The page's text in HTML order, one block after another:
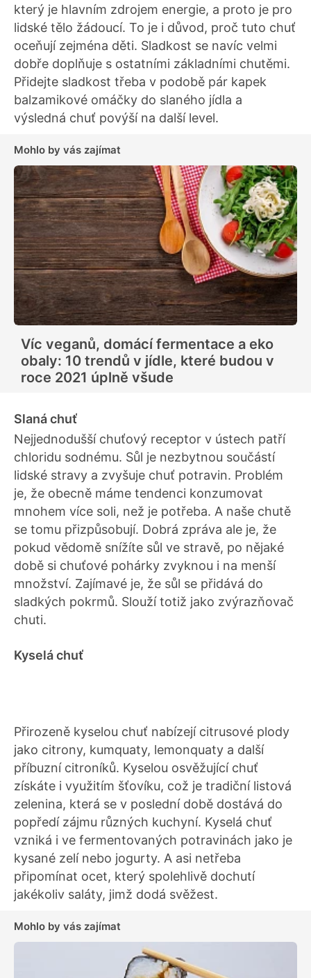
který je hlavním zdrojem energie, a proto je pro
lidské tělo žádoucí. To je i důvod, proč tuto chuť
oceňují zejména děti. Sladkost se navíc velmi
dobře doplňuje s ostatními základními chutěmi.
Přidejte sladkost třeba v podobě pár kapek
balzamikové omáčky do slaného jídla a
výsledná chuť povýší na další level.
Mohlo by vás zajímat
Víc veganů, domácí fermentace a eko
obaly: 10 trendů v jídle, které budou v
roce 2021 úplně všude
Slaná chuť
Nejjednodušší chuťový receptor v ústech patří
chloridu sodnému. Sůl je nezbytnou součástí
lidské stravy a zvyšuje chuť potravin. Problém
je, že obecně máme tendenci konzumovat
mnohem více soli, než je potřeba. A naše chutě
se tomu přizpůsobují. Dobrá zpráva ale je, že
pokud vědomě snížíte sůl ve stravě, po nějaké
době si chuťové pohárky zvyknou i na menší
množství. Zajímavé je, že sůl se přidává do
sladkých pokrmů. Slouží totiž jako zvýrazňovač
chuti.
Kyselá chuť
Přirozeně kyselou chuť nabízejí citrusové plody
jako citrony, kumquaty, lemonquaty a další
příbuzní citroníků. Kyselou osvěžující chuť
získáte i využitím šťovíku, což je tradiční listová
zelenina, která se v poslední době dostává do
popředí zájmu různých kuchyní. Kyselá chuť
vzniká i ve fermentovaných potravinách jako je
kysané zelí nebo jogurty. A asi netřeba
připomínat ocet, který spolehlivě dochutí
jakékoliv saláty, jimž dodá svěžest.
Mohlo by vás zajímat